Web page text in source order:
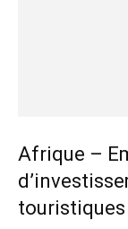
Afrique –